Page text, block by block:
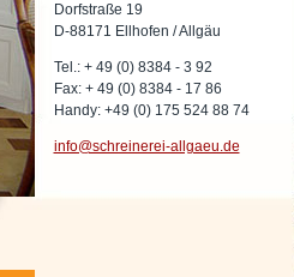
Dorfstraße 19
D-88171 Ellhofen / Allgäu
Tel.: + 49 (0) 8384 - 3 92
Fax: + 49 (0) 8384 - 17 86
Handy: +49 (0) 175 524 88 74
info@schreinerei-allgaeu.de